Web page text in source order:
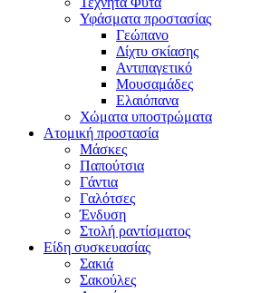
Υφάσματα προστασίας
Γεώπανο
Δίχτυ σκίασης
Αντιπαγετικό
Μουσαμάδες
Ελαιόπανα
Χώματα υποστρώματα
Ατομική προστασία
Μάσκες
Παπούτσια
Γάντια
Γαλότσες
Ένδυση
Στολή ραντίσματος
Είδη συσκευασίας
Σακιά
Σακούλες